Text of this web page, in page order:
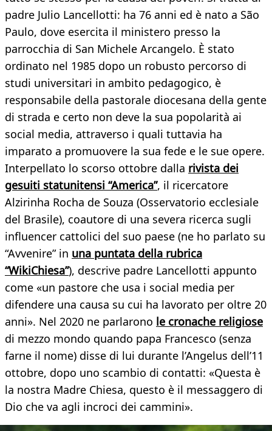
padre Julio Lancellotti: ha 76 anni ed è nato a São
Paulo, dove esercita il ministero presso la
parrocchia di San Michele Arcangelo. È stato
ordinato nel 1985 dopo un robusto percorso di
studi universitari in ambito pedagogico, è
responsabile della pastorale diocesana della gente
di strada e certo non deve la sua popolarità ai
social media, attraverso i quali tuttavia ha
imparato a promuovere la sua fede e le sue opere.
Interpellato lo scorso ottobre dalla rivista dei
gesuiti statunitensi “America”, il ricercatore
Alzirinha Rocha de Souza (Osservatorio ecclesiale
del Brasile), coautore di una severa ricerca sugli
influencer cattolici del suo paese (ne ho parlato su
“Avvenire” in una puntata della rubrica
“WikiChiesa”), descrive padre Lancellotti appunto
come «un pastore che usa i social media per
difendere una causa su cui ha lavorato per oltre 20
anni». Nel 2020 ne parlarono le cronache religiose
di mezzo mondo quando papa Francesco (senza
farne il nome) disse di lui durante l’Angelus dell’11
ottobre, dopo uno scambio di contatti: «Questa è
la nostra Madre Chiesa, questo è il messaggero di
Dio che va agli incroci dei cammini».